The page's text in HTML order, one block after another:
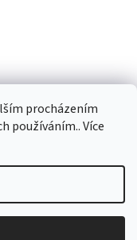
procházením
používáním.. Více
. Všechna práva